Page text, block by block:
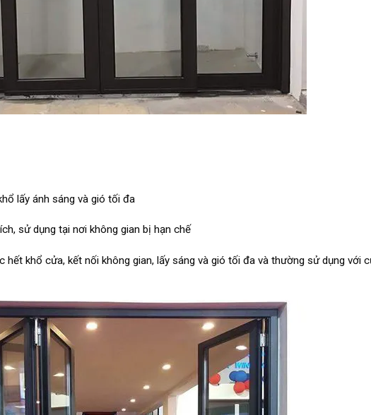
lấy ánh sáng và gió tối đa
sử dụng tại nơi không gian bị hạn chế
khổ cửa, kết nối không gian, lấy sáng và gió tối đa và thường sử dụng với